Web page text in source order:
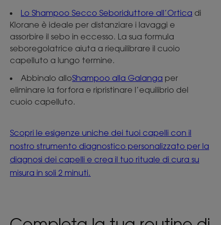
Lo Shampoo Secco Seboriduttore all’Ortica di
Klorane è ideale per distanziare i lavaggi e
assorbire il sebo in eccesso. La sua formula
seboregolatrice aiuta a riequilibrare il cuoio
capelluto a lungo termine.
Abbinalo alloShampoo alla Galanga per
eliminare la forfora e ripristinare l’equilibrio del
cuoio capelluto.
Scopri le esigenze uniche dei tuoi capelli con il
nostro strumento diagnostico personalizzato per la
diagnosi dei capelli e crea il tuo rituale di cura su
misura in soli 2 minuti.